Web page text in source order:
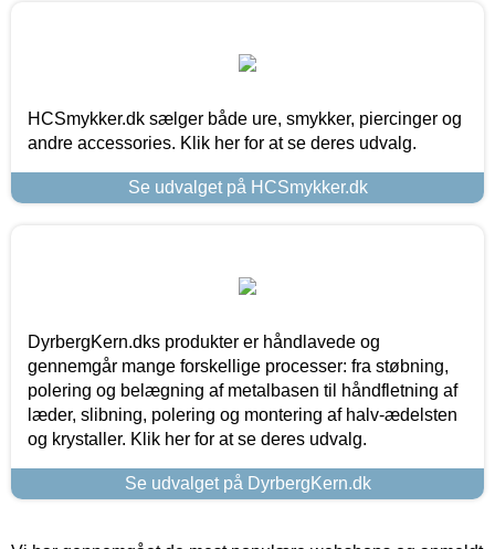
HCSmykker.dk sælger både ure, smykker, piercinger og
andre accessories. Klik her for at se deres udvalg.
Se udvalget på HCSmykker.dk
DyrbergKern.dks produkter er håndlavede og
gennemgår mange forskellige processer: fra støbning,
polering og belægning af metalbasen til håndfletning af
læder, slibning, polering og montering af halv-ædelsten
og krystaller. Klik her for at se deres udvalg.
Se udvalget på DyrbergKern.dk